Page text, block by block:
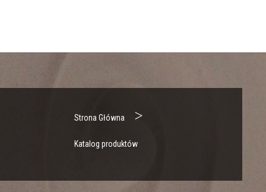
Strona Główna >
Katalog produktów